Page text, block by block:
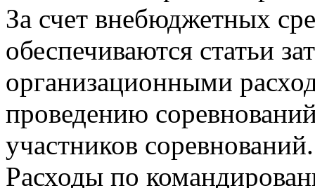
За счет внебюджетных
обеспечиваются статьи
организационными
проведению
участников соревнований.
Расходы по